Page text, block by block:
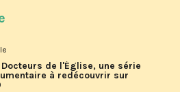
Docteurs de l'Église, une série
à redécouvrir sur